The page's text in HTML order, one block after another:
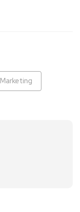
Marketing